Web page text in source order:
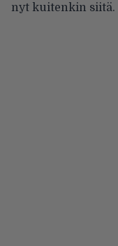
nyt kuitenkin siitä.